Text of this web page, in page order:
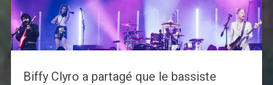
Biffy Clyro a partagé que le bassiste